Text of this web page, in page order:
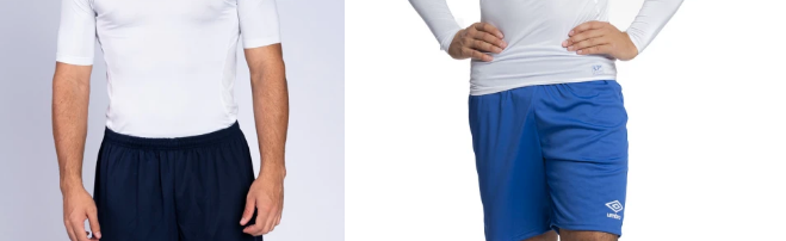
AGREGAR AL CARRITO AGREGAR AL CARRITO